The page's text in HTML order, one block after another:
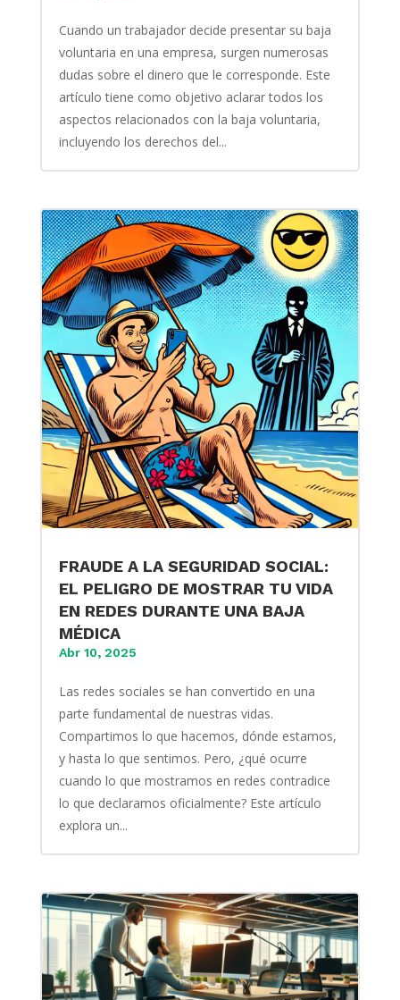
Cuando un trabajador decide presentar su baja
voluntaria en una empresa, surgen numerosas
dudas sobre el dinero que le corresponde. Este
artículo tiene como objetivo aclarar todos los
aspectos relacionados con la baja voluntaria,
incluyendo los derechos del...
FRAUDE A LA SEGURIDAD SOCIAL:
EL PELIGRO DE MOSTRAR TU VIDA
EN REDES DURANTE UNA BAJA
MÉDICA
Abr 10, 2025
Las redes sociales se han convertido en una
parte fundamental de nuestras vidas.
Compartimos lo que hacemos, dónde estamos,
y hasta lo que sentimos. Pero, ¿qué ocurre
cuando lo que mostramos en redes contradice
lo que declaramos oficialmente? Este artículo
explora un...